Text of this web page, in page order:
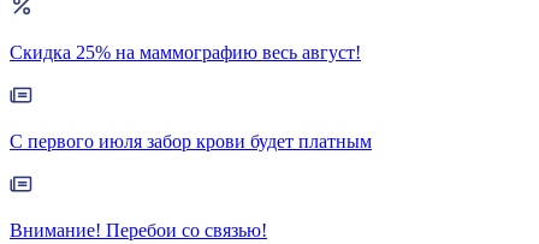
Скидка 25% на маммографию весь август!
С первого июля забор крови будет платным
Внимание! Перебои со связью!